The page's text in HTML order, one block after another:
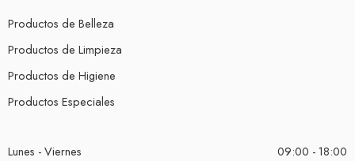
Productos de Belleza
Productos de Limpieza
Productos de Higiene
Productos Especiales
Lunes - Viernes
09:00 - 18:00